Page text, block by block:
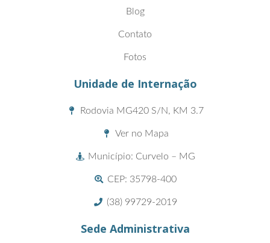
Blog
Contato
Fotos
Unidade de Internação
Rodovia MG420 S/N, KM 3.7
Ver no Mapa
Município: Curvelo – MG
CEP: 35798-400
(38) 99729-2019
Sede Administrativa